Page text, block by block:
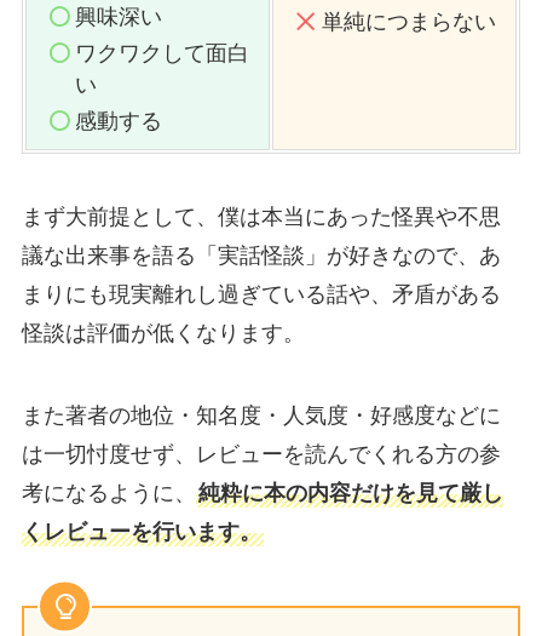
興味深い
ワクワクして面白
い
感動する
単純につまらない
まず大前提として、僕は本当にあった怪異や不思
議な出来事を語る「実話怪談」が好きなので、あ
まりにも現実離れし過ぎている話や、矛盾がある
怪談は評価が低くなります。
また著者の地位・知名度・人気度・好感度などに
は一切忖度せず、レビューを読んでくれる方の参
考になるように、 純粋に本の内容だけを見て厳し
くレビューを行います。